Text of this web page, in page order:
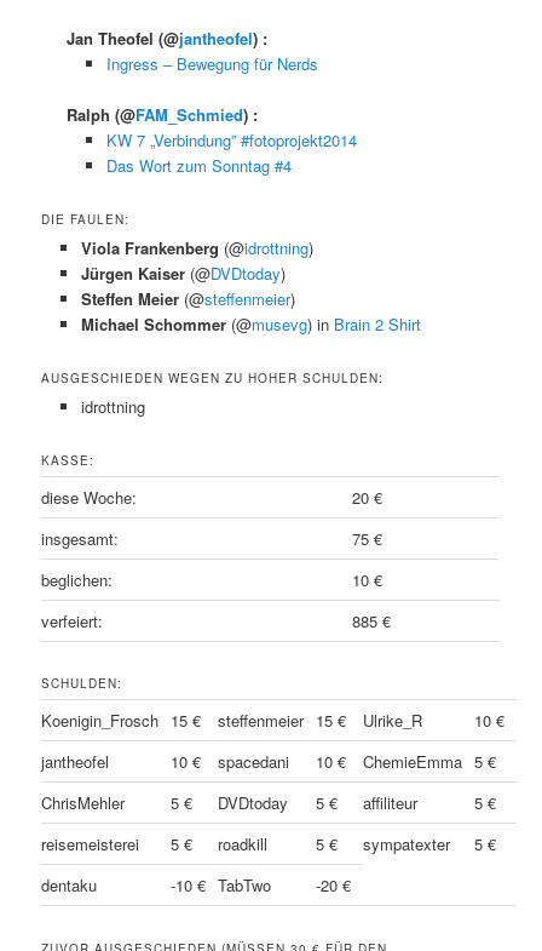
Jan Theofel(@jantheofel) :
Ingress – Bewegung für Nerds
Ralph(@FAM_Schmied) :
KW 7 „Verbindung” #fotoprojekt2014
Das Wort zum Sonntag #4
DIE FAULEN:
Viola Frankenberg (@idrottning)
Jürgen Kaiser (@DVDtoday)
Steffen Meier (@steffenmeier)
Michael Schommer (@musevg) in Brain 2 Shirt
AUSGESCHIEDEN WEGEN ZU HOHER SCHULDEN:
idrottning
KASSE:
diese Woche:
20 €
insgesamt:
75 €
beglichen:
10 €
verfeiert:
885 €
SCHULDEN:
Koenigin_Frosch 15 € steffenmeier 15 € Ulrike_R
10 €
jantheofel
10 € spacedani 10 € ChemieEmma 5 €
ChrisMehler
5 € DVDtoday 5 € affiliteur
5 €
reisemeisterei
5 € roadkill 5 € sympatexter
5 €
dentaku
-10 € TabTwo -20 €